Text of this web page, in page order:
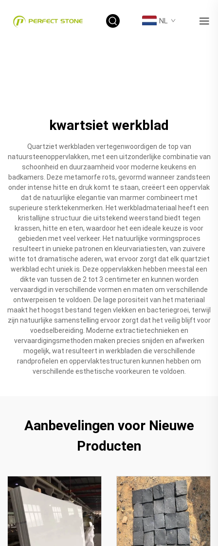
NL
kwartsiet werkblad
Quartziet werkbladen vertegenwoordigen de top van
natuursteenoppervlakken, met een uitzonderlijke combinatie van
schoonheid en duurzaamheid voor moderne keukens en
badkamers. Deze metamorfe rots, gevormd wanneer zandsteen
onder intense hitte en druk komt te staan, creëert een oppervlak
dat de natuurlijke elegantie van marmer combineert met
superieure sterktekenmerken. Het werkbladmateriaal heeft een
kristallijne structuur die uitstekend weerstand biedt tegen
krassen, hitte en eten, waardoor het een ideale keuze is voor
gebieden met veel verkeer. Het natuurlijke vormingsproces
resulteert in unieke patronen en kleurvariatiesten, van zuivere
witte tot dramatische aderen, wat ervoor zorgt dat elk quartziet
werkblad echt uniek is. Deze oppervlakken hebben meestal een
dikte van tussen de 2 tot 3 centimeter en kunnen worden
vervaardigd in verschillende vormen en maten om verschillende
ontwerpeisen te voldoen. De lage porositeit van het materiaal
maakt het hoogst bestand tegen vlekken en bacteriegroei, terwijl
zijn natuurlijke samenstelling ervoor zorgt dat het veilig blijft voor
voedselbereiding. Moderne extractietechnieken en
vervaardigingsmethoden maken precies snijden en afwerken
mogelijk, wat resulteert in werkbladen die verschillende
randprofielen en oppervlaktestructuren kunnen hebben om
verschillende esthetische voorkeuren te voldoen.
Aanbevelingen voor Nieuwe
Producten